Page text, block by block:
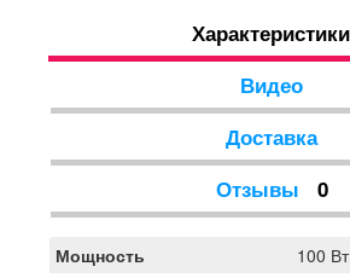
компания Yamaha предлагает тебе
очень универсальные усилители,
неотъемлемой частью твоего
на шаг ближе к идеальному
Характеристики
Видео
Доставка
Отзывы
0
Мощность
100